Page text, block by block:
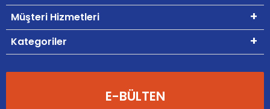
Müşteri Hizmetleri
Kategoriler
E-BÜLTEN